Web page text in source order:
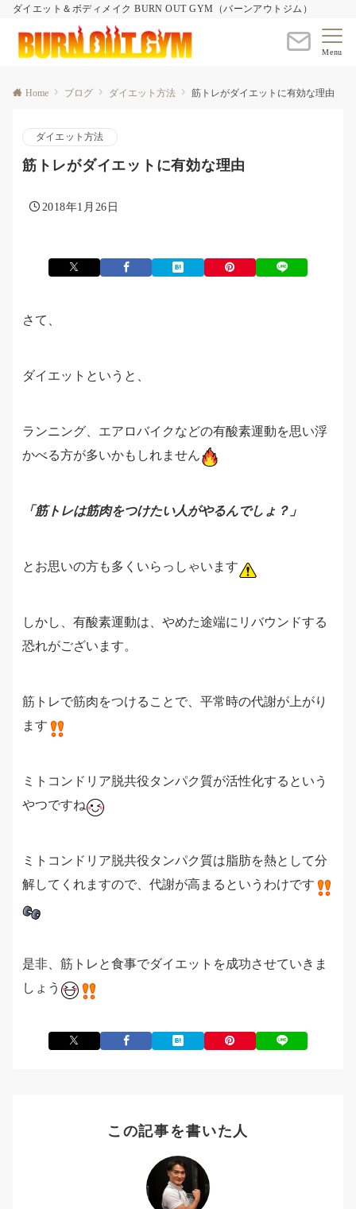
ダイエット＆ボディメイク BURN OUT GYM（バーンアウトジム）
Menu
Home ブログ ダイエット方法 筋トレがダイエットに有効な理由
ダイエット方法
筋トレがダイエットに有効な理由
2018年1月26日
さて、
ダイエットというと、
ランニング、エアロバイクなどの有酸素運動を思い浮
かべる方が多いかもしれません
「筋トレは筋肉をつけたい人がやるんでしょ？」
とお思いの方も多くいらっしゃいます
しかし、有酸素運動は、やめた途端にリバウンドする
恐れがございます。
筋トレで筋肉をつけることで、平常時の代謝が上がり
ます
ミトコンドリア脱共役タンパク質が活性化するという
やつですね
ミトコンドリア脱共役タンパク質は脂肪を熱として分
解してくれますので、代謝が高まるというわけです
是非、筋トレと食事でダイエットを成功させていきま
しょう
この記事を書いた人